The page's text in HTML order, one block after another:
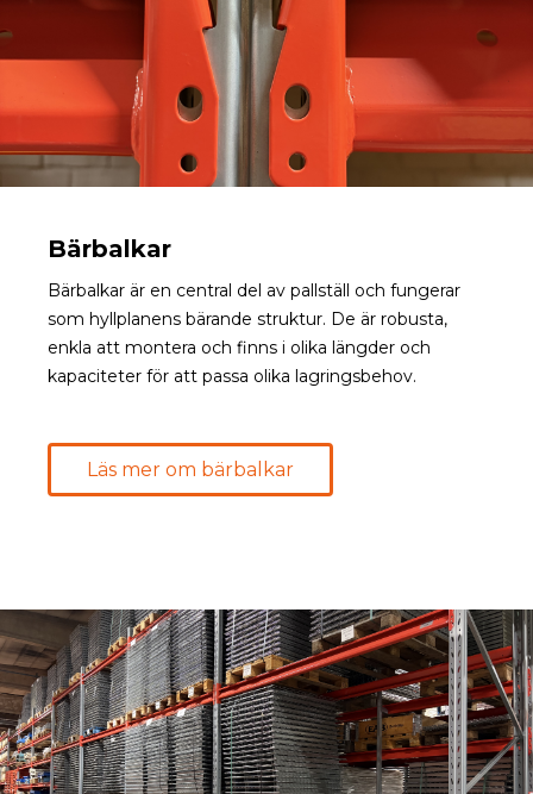
Bärbalkar
Bärbalkar är en central del av pallställ och fungerar
som hyllplanens bärande struktur. De är robusta,
enkla att montera och finns i olika längder och
kapaciteter för att passa olika lagringsbehov.
Läs mer om bärbalkar